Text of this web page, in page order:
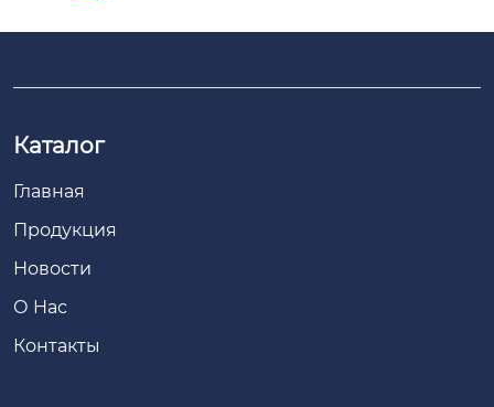
Каталог
Главная
Продукция
Новости
О Hас
Контакты